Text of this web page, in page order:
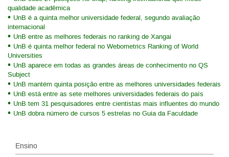
qualidade acadêmica
UnB é a quinta melhor universidade federal, segundo avaliação
internacional
UnB entre as melhores federais no ranking de Xangai
UnB é quinta melhor federal no Webometrics Ranking of World
Universities
UnB aparece em todas as grandes áreas de conhecimento no QS
Subject
UnB mantém quinta posição entre as melhores universidades federais
UnB está entre as sete melhores universidades federais do país
UnB tem 31 pesquisadores entre cientistas mais influentes do mundo
UnB dobra número de cursos 5 estrelas no Guia da Faculdade
Ensino